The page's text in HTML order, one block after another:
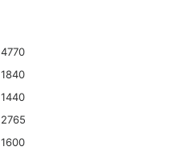
4770
1840
1440
2765
1600